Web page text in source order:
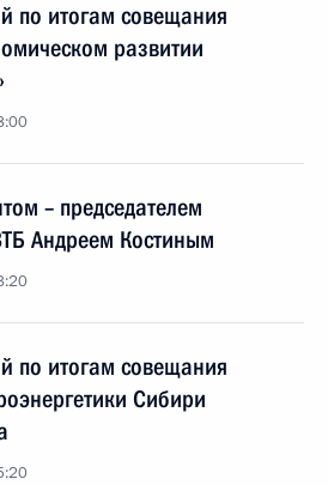
по итогам совещания
развитии
– председателем
Андреем Костиным
по итогам совещания
Сибири